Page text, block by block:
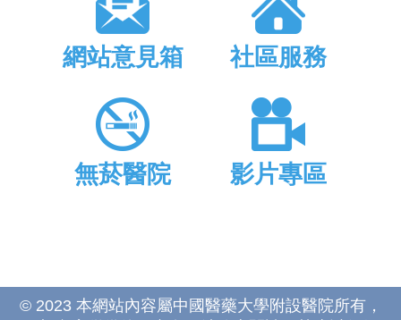
網站意見箱 社區服務
無菸醫院 影片專區
© 2023 本網站內容屬中國醫藥大學附設醫院所有，